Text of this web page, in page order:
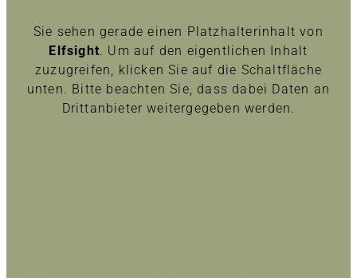
Sie sehen gerade einen Platzhalterinhalt von
Elfsight. Um auf den eigentlichen Inhalt
zuzugreifen, klicken Sie auf die Schaltfläche
unten. Bitte beachten Sie, dass dabei Daten an
Drittanbieter weitergegeben werden.